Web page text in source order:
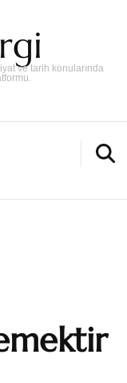
ve tarih konularında